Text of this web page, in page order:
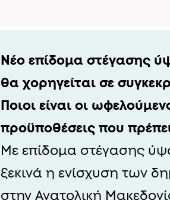
Νέο επίδομα στέγασης
θα χορηγείται σε
Ποιοι είναι οι
προϋποθέσεις που
Με επίδομα στέγασης
ξεκινά η ενίσχυση των
στην Ανατολική